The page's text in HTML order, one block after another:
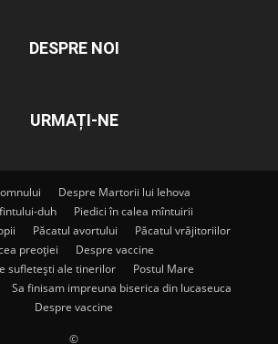
DESPRE NOI
URMAȚI-NE
Despre Martorii lui Iehova
duh
Piedici în calea mîntuirii
Păcatul avortului
Păcatul vrăjitoriilor
preoției
Despre vaccine
sufletești ale tinerilor
Postul Mare
Sa finisam impreuna biserica din lucaseuca
Despre vaccine
©